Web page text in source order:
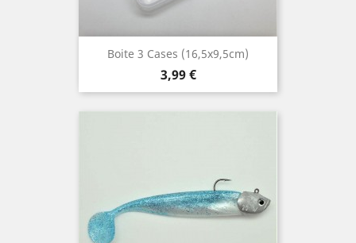
Boite 3 Cases (16,5x9,5cm)
Prix
3,99 €